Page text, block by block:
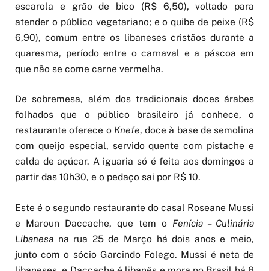
escarola e grão de bico (R$ 6,50), voltado para
atender o público vegetariano; e o quibe de peixe (R$
6,90), comum entre os libaneses cristãos durante a
quaresma, período entre o carnaval e a páscoa em
que não se come carne vermelha.
De sobremesa, além dos tradicionais doces árabes
folhados que o público brasileiro já conhece, o
restaurante oferece o Knefe, doce à base de semolina
com queijo especial, servido quente com pistache e
calda de açúcar. A iguaria só é feita aos domingos a
partir das 10h30, e o pedaço sai por R$ 10.
Este é o segundo restaurante do casal Roseane Mussi
e Maroun Daccache, que tem o Fenícia – Culinária
Libanesa na rua 25 de Março há dois anos e meio,
junto com o sócio Garcindo Folego. Mussi é neta de